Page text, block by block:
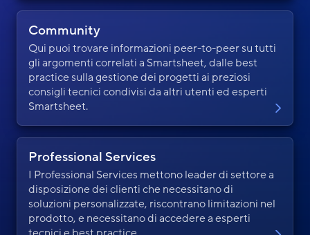
Community
Qui puoi trovare informazioni peer-to-peer su tutti
gli argomenti correlati a Smartsheet, dalle best
practice sulla gestione dei progetti ai preziosi
consigli tecnici condivisi da altri utenti ed esperti
Smartsheet.
Professional Services
I Professional Services mettono leader di settore a
disposizione dei clienti che necessitano di
soluzioni personalizzate, riscontrano limitazioni nel
prodotto, e necessitano di accedere a esperti